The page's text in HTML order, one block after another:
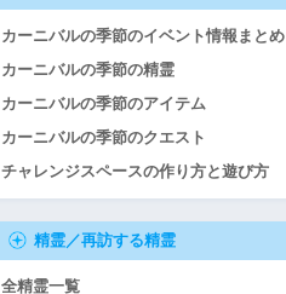
カーニバルの季節のイベント情報まとめ
カーニバルの季節の精霊
カーニバルの季節のアイテム
カーニバルの季節のクエスト
チャレンジスペースの作り方と遊び方
精霊／再訪する精霊
全精霊一覧